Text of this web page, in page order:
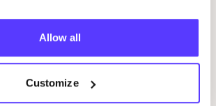
Allow all
Customize